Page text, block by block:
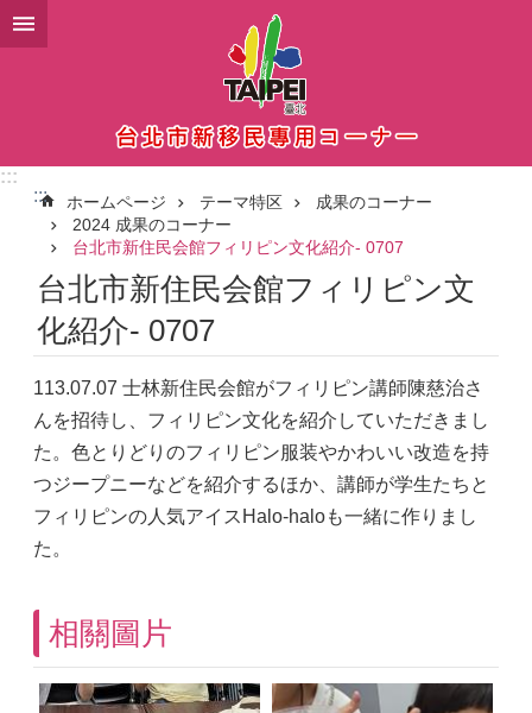
メインコンテンツブロックにスキップ
:::
:::
ホームページ テーマ特区
成果のコーナー
2024 成果のコーナー
台北市新住民会館フィリピン文化紹介- 0707
台北市新住民会館フィリピン文
化紹介- 0707
113.07.07 士林新住民会館がフィリピン講師陳慈治さ
んを招待し、フィリピン文化を紹介していただきまし
た。色とりどりのフィリピン服装やかわいい改造を持
つジープニーなどを紹介するほか、講師が学生たちと
フィリピンの人気アイスHalo-haloも一緒に作りまし
た。
相關圖片